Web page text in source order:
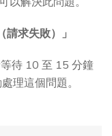
求失敗）」
待 10 至 15 分鐘
理這個問題。